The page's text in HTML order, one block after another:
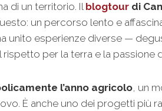
di un territorio. Il blogtour di
un percorso lento e
unito esperienze diverse —
per la terra e la passione
l’anno agricolo, un
È anche uno dei progetti più